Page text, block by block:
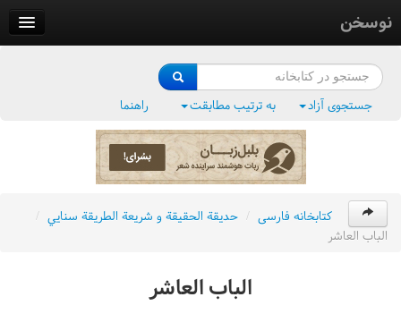
نوسخن
فرهنگ واژگان
جستجوی آزاد به ترتیب مطابقت راهنما
کتابخانه فارسی / حديقة الحقيقة و شريعة الطريقة سنايي /
الباب العاشر
الباب العاشر